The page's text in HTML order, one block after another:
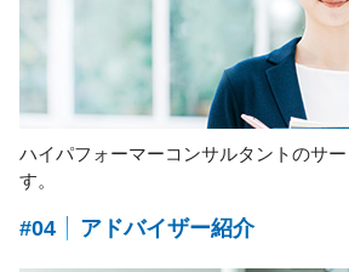
ハイパフォーマーコンサルタントのサ
す。
#04 アドバイザー紹介